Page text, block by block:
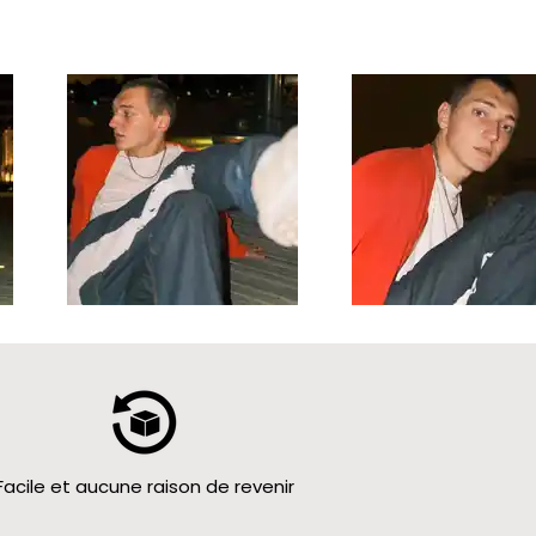
et aucune raison de revenir